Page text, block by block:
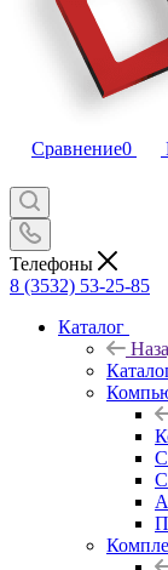
Сравнение0
Телефоны
8 (3532) 53-25-85
Каталог